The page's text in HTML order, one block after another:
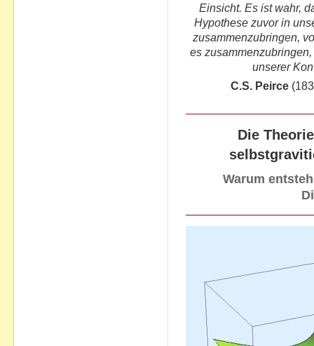
Einsicht. Es ist wahr,
Hypothese zuvor in
zusammenzubringen,
es
unserer
C.S. Peirce
Die
Warum